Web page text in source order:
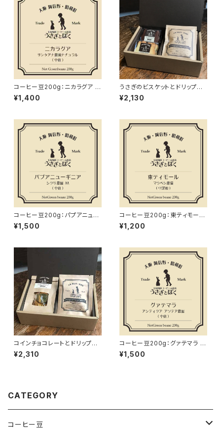
コーヒー豆200g：ニカラグア サ
ンタアナ (中煎)
¥1,400
うさぎのビスケットとドリップバ
ッグのセット 【ギフトボックス】
¥2,130
コーヒー豆200g：パプアニュー
ギニア シグリ農園 AA (中煎り)
¥1,500
コーヒー豆200g：東ティモール
マウベシ (中深煎)
¥1,200
コインチョコレートとドリップバ
ッグのセット 【ギフトボックス】
¥2,310
コーヒー豆200g：グァテマラ ア
ゾテア農園 (中煎)
¥1,500
CATEGORY
コーヒー豆